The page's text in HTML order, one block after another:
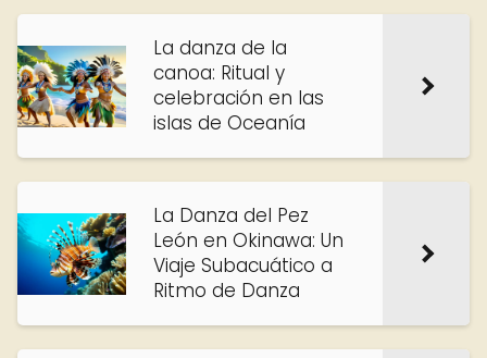
La danza de la
canoa: Ritual y
celebración en las
islas de Oceanía
La Danza del Pez
León en Okinawa: Un
Viaje Subacuático a
Ritmo de Danza